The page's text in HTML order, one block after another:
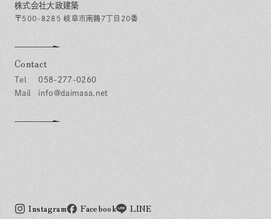
株式会社大政建築
〒500-8285 岐阜市南鶉7丁目20番
Contact
058-277-0260
info@daimasa.net
Instagram Facebook LINE